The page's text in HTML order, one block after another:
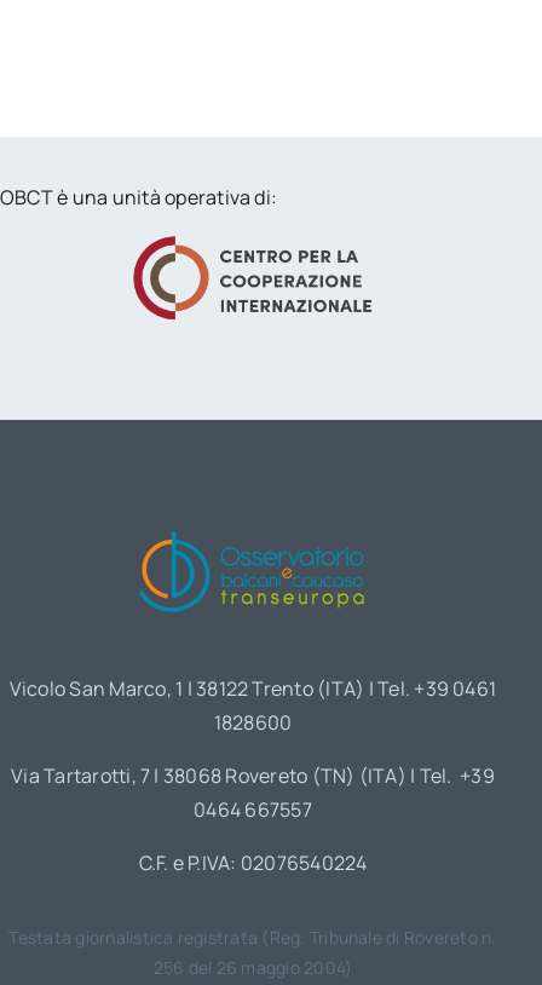
OBCT è una unità operativa di:
Vicolo San Marco, 1 | 38122 Trento (ITA) | Tel. +39 0461
1828600
Via Tartarotti, 7 | 38068 Rovereto (TN) (ITA) | Tel. +39
0464 667557
C.F. e P.IVA: 02076540224
Testata giornalistica registrata (Reg. Tribunale di Rovereto n.
256 del 26 maggio 2004)